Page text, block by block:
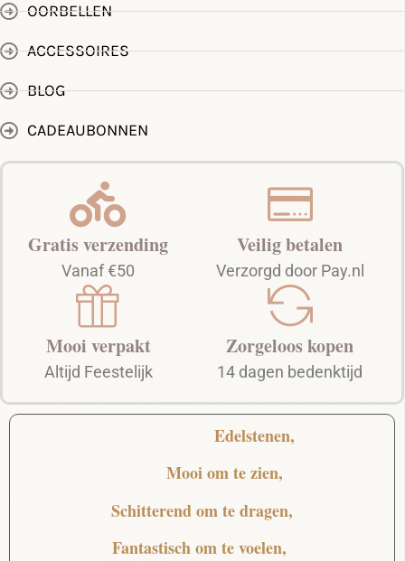
OORBELLEN
ACCESSOIRES
BLOG
CADEAUBONNEN
Gratis verzending
Vanaf €50
Mooi verpakt
Altijd Feestelijk
Veilig betalen
Verzorgd door Pay.nl
Zorgeloos kopen
14 dagen bedenktijd
Edelstenen,
Mooiom te zien,
Schitterendom te dragen,
Fantastischom te voelen,